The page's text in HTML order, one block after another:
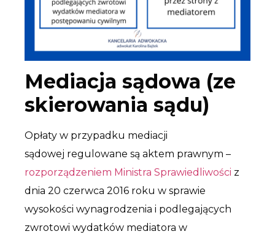
Mediacja sądowa (ze
skierowania sądu)
Opłaty w przypadku mediacji
sądowej regulowane są aktem prawnym –
rozporządzeniem Ministra Sprawiedliwości z
dnia 20 czerwca 2016 roku w sprawie
wysokości wynagrodzenia i podlegających
zwrotowi wydatków mediatora w